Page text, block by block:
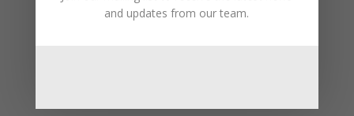
Name, E-Mail-Adresse und Website in diesem
and updates from our team.